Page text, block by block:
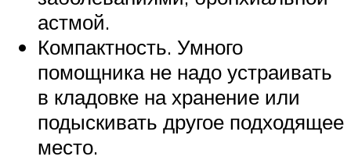
астмой.
Компактность. Умного
помощника не надо устраивать
в кладовке на хранение или
подыскивать другое подходящее
место.